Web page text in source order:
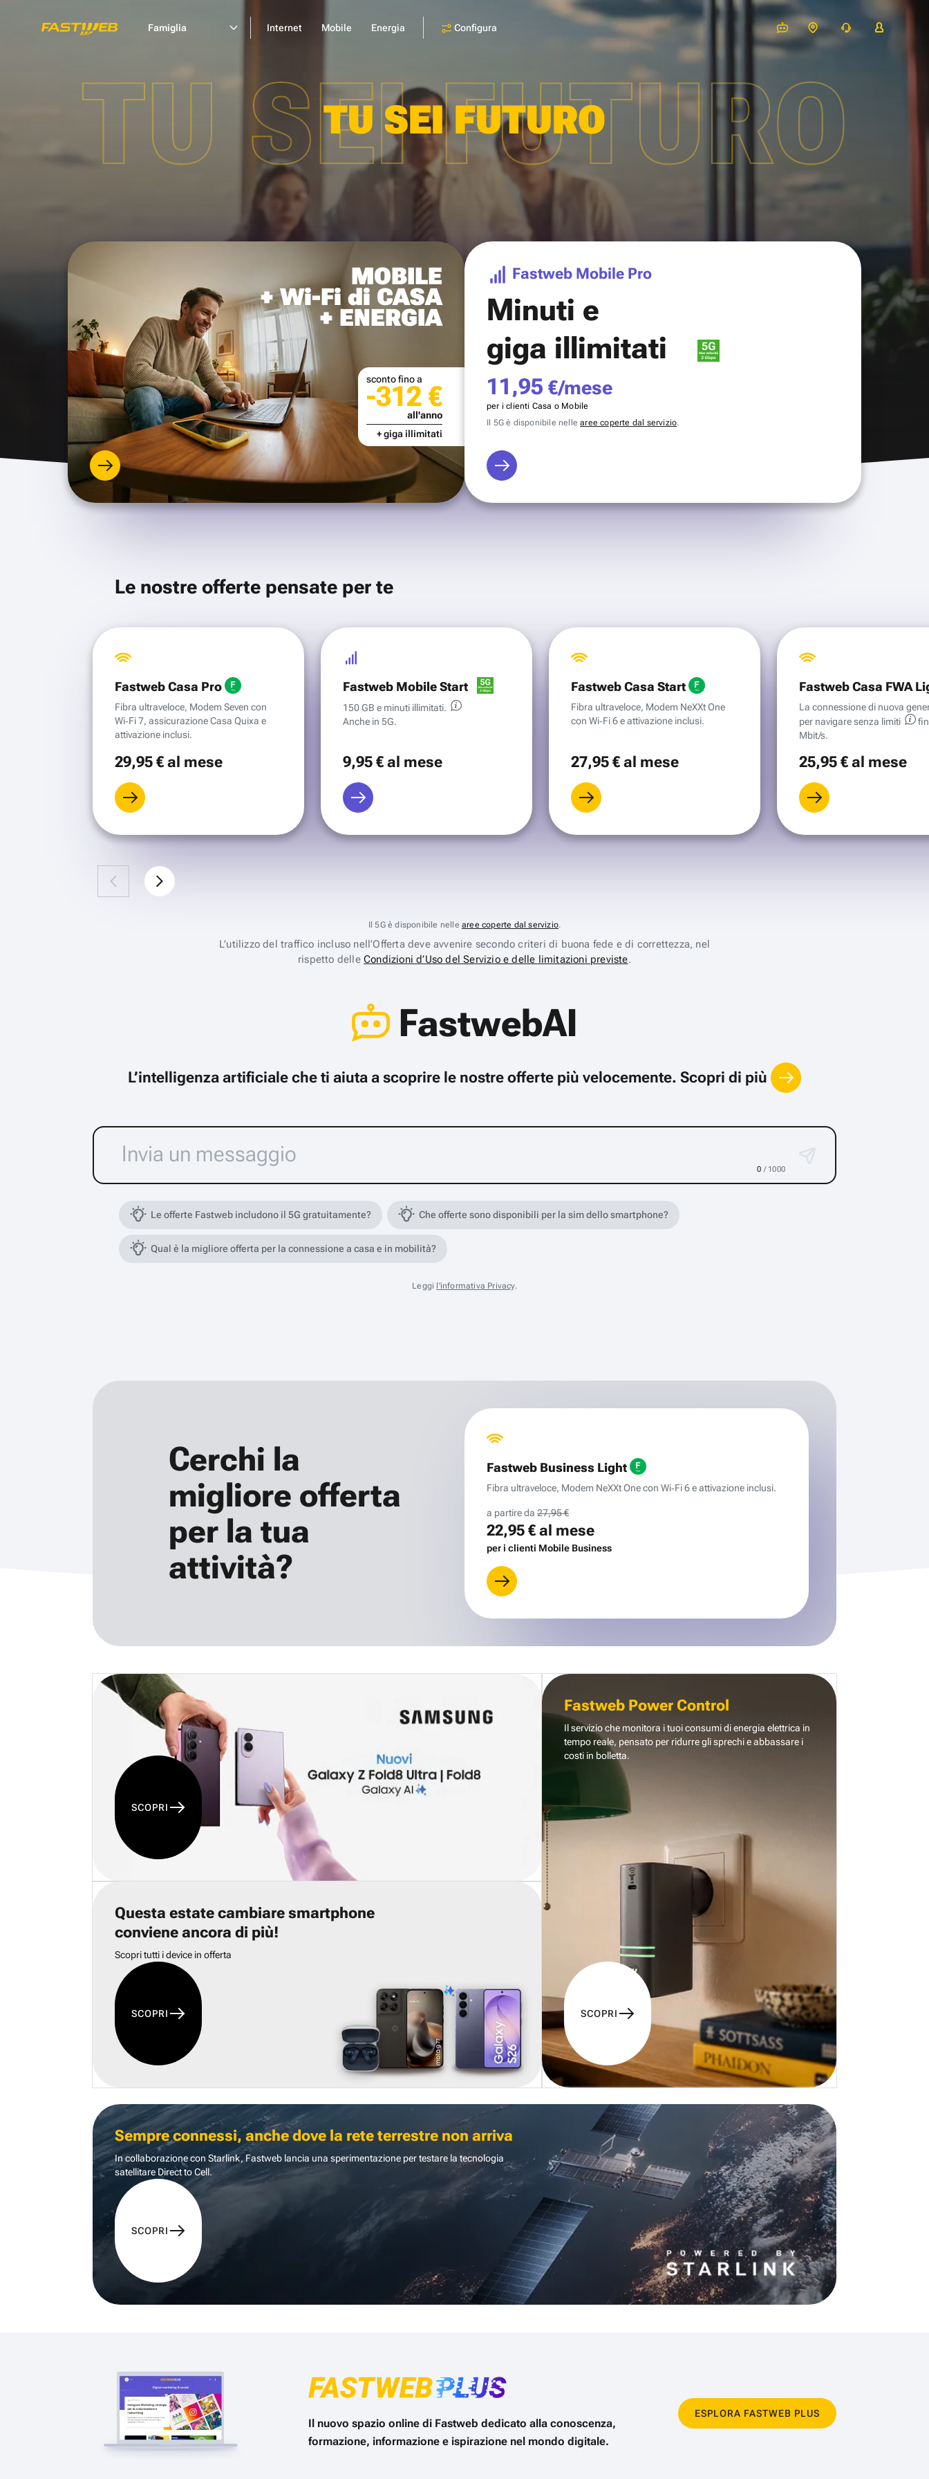
Famiglia Internet Mobile Energia Configura
TU SEI FUTURO
TU SEI FUTURO
MOBILE
+ Wi-Fi di CASA
+ ENERGIA
sconto fino a
-312 €
all'anno
+ giga illimitati
Fastweb Mobile Pro
Minuti e
giga illimitati
11,95 €/mese
per i clienti Casa o Mobile
Il 5G è disponibile nellearee coperte dal servizio.
Le nostre offerte pensate per te
Fastweb Casa Pro
Fibra ultraveloce, Modem Seven con
Wi‑Fi 7, assicurazione Casa Quixa e
attivazione inclusi.
29,95 €al mese
Fastweb Mobile Start
150 GB e minuti illimitati.
Anche in 5G.
9,95 €al mese
Fastweb Casa Start
Fibra ultraveloce, Modem NeXXt One
con Wi‑Fi 6 e attivazione inclusi.
27,95 €al mese
Fastweb Casa FWA
La connessione di nuova
per navigare senza limiti
Mbit/s.
25,95 €al mese
Il 5G è disponibile nelle aree coperte dal servizio.
L’utilizzo del traffico incluso nell’Offerta deve avvenire secondo criteri di buona fede e di correttezza, nel
rispetto delleCondizioni d’Uso del Servizio e delle limitazioni previste.
FastwebAI
L’intelligenza artificiale che ti aiuta a scoprire le nostre offerte più velocemente. Scopri di più
0 / 1000
Le offerte Fastweb includono il 5G gratuitamente? Che offerte sono disponibili per la sim dello smartphone?
Qual è la migliore offerta per la connessione a casa e in mobilità?
Leggi l'informativa Privacy.
Cerchi la
migliore offerta
per la tua
attività?
Fastweb Business Light
Fibra ultraveloce, Modem NeXXt One con Wi‑Fi 6 e attivazione inclusi.
a partire da 27,95 €
22,95 €al mese
per i clienti Mobile Business
SCOPRI
Questa estate cambiare smartphone
conviene ancora di più!
Scopri tutti i device in offerta
SCOPRI
Fastweb Power Control
Il servizio che monitora i tuoi consumi di energia elettrica in
tempo reale, pensato per ridurre gli sprechi e abbassare i
costi in bolletta.
SCOPRI
Sempre connessi, anche dove la rete terrestre non arriva
In collaborazione con Starlink, Fastweb lancia una sperimentazione per testare la tecnologia
satellitare Direct to Cell.
SCOPRI
Il nuovo spazio online di Fastweb dedicato alla conoscenza,
formazione, informazione e ispirazione nel mondo digitale.
ESPLORA FASTWEB PLUS